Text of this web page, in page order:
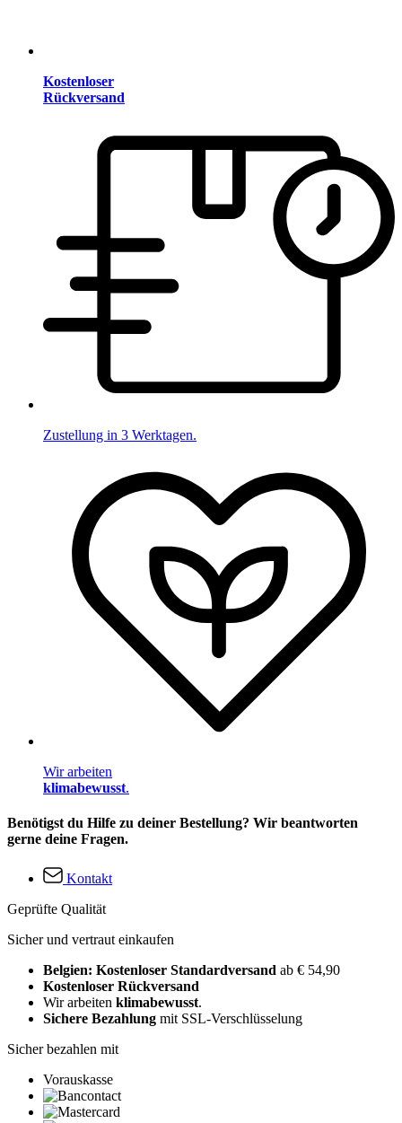
Kostenloser
Rückversand
Zustellung in 3 Werktagen.
Wir arbeiten
klimabewusst.
Benötigst du Hilfe zu deiner Bestellung? Wir beantworten
gerne deine Fragen.
Kontakt
Geprüfte Qualität
Sicher und vertraut einkaufen
Belgien: Kostenloser Standardversand ab € 54,90
Kostenloser Rückversand
Wir arbeiten klimabewusst.
Sichere Bezahlung mit SSL-Verschlüsselung
Sicher bezahlen mit
Vorauskasse